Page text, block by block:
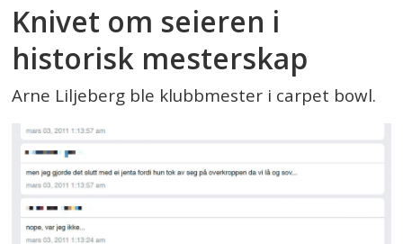
Knivet om seieren i
historisk mesterskap
Arne Liljeberg ble klubbmester i carpet bowl.